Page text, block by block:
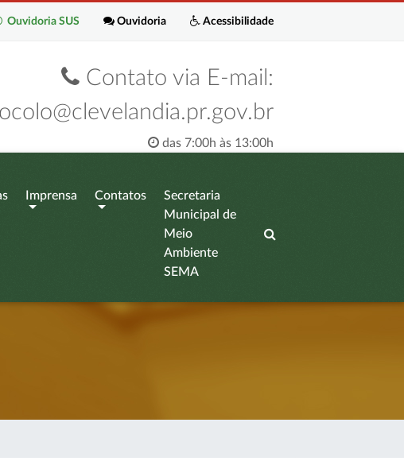
Acessibilidade
Ouvidoria
Ouvidoria SUS
Contato via E-mail:
das 7:00h às 13:00h
Imprensa Contatos
Secretaria
Municipal de
Meio
Ambiente
SEMA